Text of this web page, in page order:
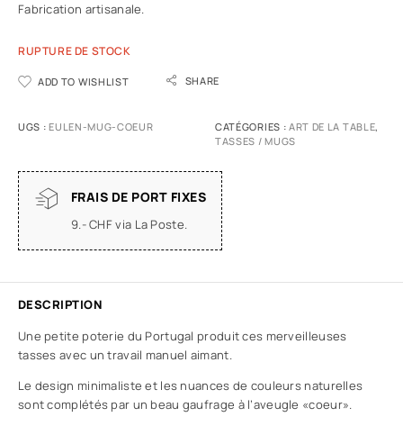
Fabrication artisanale.
RUPTURE DE STOCK
ADD TO WISHLIST SHARE
UGS :EULEN-MUG-COEUR CATÉGORIES : ART DE LA TABLE,
TASSES / MUGS
FRAIS DE PORT FIXES
9.- CHF via La Poste.
DESCRIPTION
Une petite poterie du Portugal produit ces merveilleuses
tasses avec un travail manuel aimant.
Le design minimaliste et les nuances de couleurs naturelles
sont complétés par un beau gaufrage à l’aveugle «coeur».